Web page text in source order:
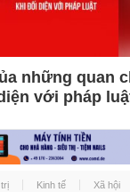
những quan
với pháp
Kinh tế Xã hội